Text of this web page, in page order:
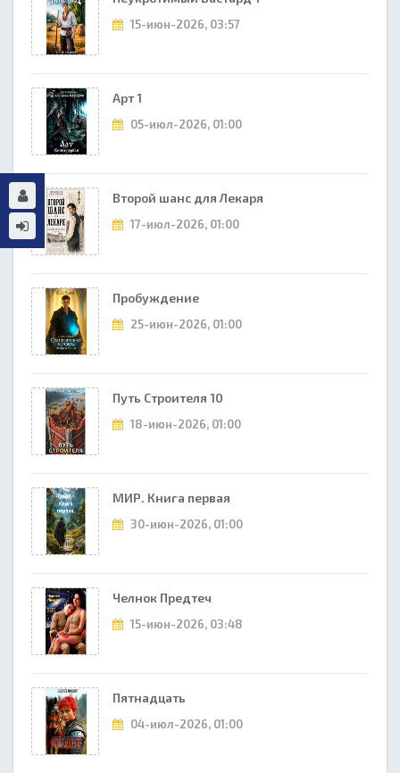
15-июн-2026, 03:57
Арт 1
05-июл-2026, 01:00
Второй шанс для Лекаря
17-июл-2026, 01:00
Пробуждение
25-июн-2026, 01:00
Путь Строителя 10
18-июн-2026, 01:00
МИР. Книга первая
30-июн-2026, 01:00
Челнок Предтеч
15-июн-2026, 03:48
Пятнадцать
04-июл-2026, 01:00